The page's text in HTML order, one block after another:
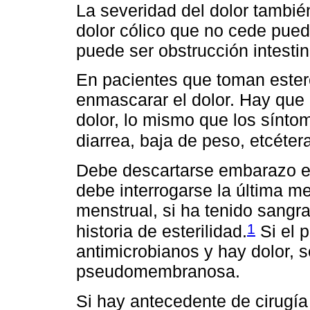
La severidad del dolor
dolor cólico que no cede
puede ser obstrucción
En pacientes que toman
enmascarar el dolor. Hay
dolor, lo mismo que los
diarrea, baja de peso,
Debe descartarse embarazo
debe interrogarse la última
menstrual, si ha tenido
historia de esterilidad.1 Si el
antimicrobianos y hay dolor,
pseudomembranosa.
Si hay antecedente de